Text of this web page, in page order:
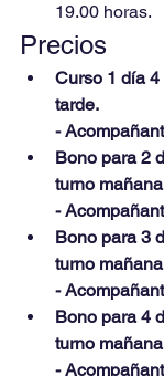
19.00 horas.
Precios
Curso 1 día 4
tarde.
-
Bono para 2
turno
-
Bono para 3
turno
-
Bono para 4
turno
-